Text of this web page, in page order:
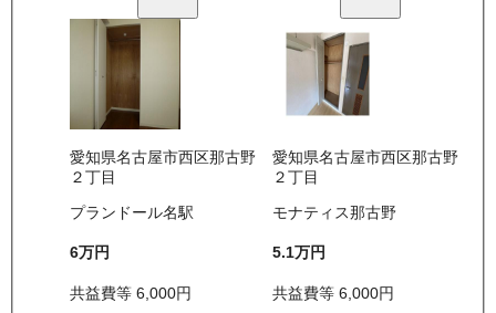
愛知県名古屋市西区那古野
２丁目
プランドール名駅
6万円
共益費等 6,000円
愛知県名古屋市西区那古野
２丁目
モナティス那古野
5.1万円
共益費等6,000円